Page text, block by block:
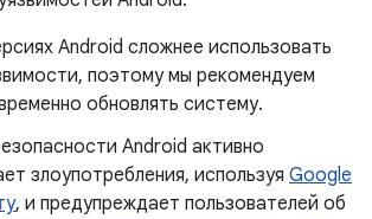
Android сложнее использовать
поэтому мы рекомендуем
обновлять систему.
Android активно
злоупотребления, используя Google
, и предупреждает пользователей об